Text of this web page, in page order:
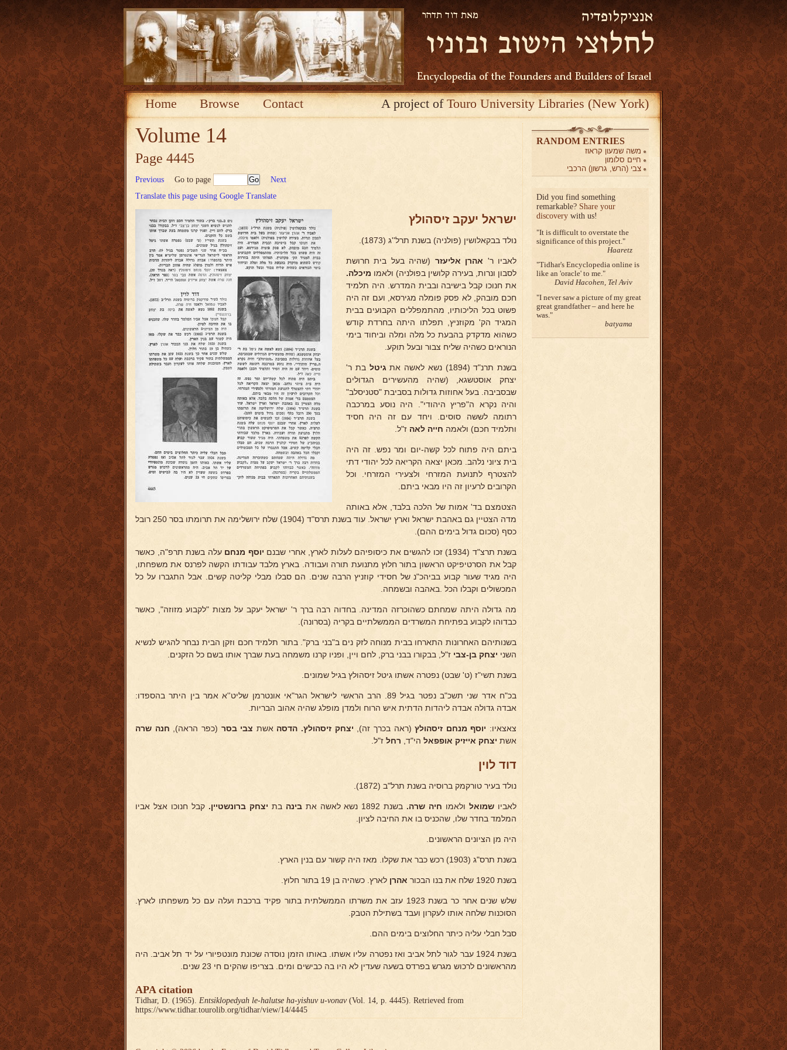
Home Browse Contact A project ofTouro University Libraries (New York)
Volume 14
Page 4445
Previous Go to page
Next
Translate this page using Google Translate
ישראל יעקב זיסהולץ
נולד בבקאלושין (פולניה) בשנת תרל''ג (1873).
לאביו ר' אהרן אליעזר (שהיה בעל בית חרושת
לסבון ונרות, בעירה קלושין בפולניה) ולאמו מיכלה.
את חנוכו קבל בישיבה ובבית המדרש. היה תלמיד
חכם מובהק, לא פסק פומלה מגירסא, ועם זה היה
פשוט בכל הליכותיו, מהתמפללים הקבועים בבית
המגיד הק' מקוזניץ, תפלתו היתה בחרדת קודש
כשהוא מדקדק בהבעת כל מלה ומלה וביחוד בימי
הנוראים כשהיה שליח צבור ובעל תוקע.
בשנת תרנ"ד (1894) נשא לאשה את גיטל בת ר'
יצחק אוסטשגא, (שהיה מהעשירים הגדולים
שבסביבה. בעל אחוזות גדולות בסביבת "סטניסלב"
והיה נקרא ה"פריץ היהודי". היה נוסע במרכבה
רתומה לששה סוסים. ויחד עם זה היה חסיד
ותלמיד חכם) ולאמה חייה לאה ז"ל.
ביתם היה פתוח לכל קשה-יום ומר נפש. זה היה
בית ציוני נלהב. מכאן יצאה הקריאה לכל יהודי דתי
להצטרף לתנועת המזרחי ולצעירי המזרחי. וכל
הקרובים לרעיון זה היו מבאי ביתם.
הצטמצם בד' אמות של הלכה בלבד, אלא באותה
מדה הצטיין גם באהבת ישראל וארץ ישראל. עוד בשנת תרס"ד (1904) שלח ירושלימה את תרומתו בסר 250 רובל
כסף (סכום גדול בימים ההם).
בשנת תרצ"ד (1934) זכו להגשים את כיסופיהם לעלות לארץ, אחרי שבנם יוסף מנחם עלה בשנת תרפ"ה, כאשר
קבל את הסרטיפיקט הראשון בתור חלוץ מתנועת תורה ועבודה. בארץ מלבד עבודתו הקשה לפרנס את משפחתו,
היה מגיד שעור קבוע בביהכ"נ של חסידי קוזניץ הרבה שנים. הם סבלו מבלי קליטה קשים. אבל התגברו על כל
המכשולים וקבלו הכל .באהבה ובשמחה.
מה גדולה היתה שמחתם כשהוכרזה המדינה. בחדוה רבה ברך ר' ישראל יעקב על מצות "לקבוע מזוזה", כאשר
כבדוהו לקבוע בפתיחת המשרדים הממשלתיים בקריה (בסרונה).
בשנותיהם האחרונות התארחו בבית מנוחה לזק נים ב"בני ברק". בתור תלמיד חכם וזקן הבית נבחר להגיש לנשיא
השני יצחק בן-צבי ז"ל, בבקורו בבני ברק, לחם ויין, ופניו קרנו משמחה בעת שברך אותו בשם כל הזקנים.
בשנת תשי"ז (ט' שבט) נפטרה אשתו גיטל זיסהולץ בגיל שמונים.
בכ"ח אדר שני תשכ"ב נפטר בגיל 89. הרב הראשי לישראל הגר"אי אונטרמן שליט''א אמר בין היתר בהספדו:
אבדה גדולה אבדה ליהדות הדתית איש הרוח ולמדן מופלג שהיה אהוב הבריות.
צאצאיו: יוסף מנחם זיסהולץ(ראה בכרך זה), יצחק זיסהולץ. הדסה אשת צבי בסר (כפר הראה), חנה שרה
אשת יצחק אייזיק אופפאל הי"ד, רחל ז"ל.
דוד לוין
נולד בעיר טורקמק ברוסיה בשנת תרל"ב (1872).
לאביו שמואל ולאמו חיה שרה. בשנת 1892 נשא לאשה את בינה בת יצחק ברונשטיין. קבל חנוכו אצל אביו
המלמד בחדר שלו, שהכניס בו את החיבה לציון.
היה מן הציונים הראשונים.
בשנת תרס"ג (1903) רכש כבר את שקלו. מאז היה קשור עם בנין הארץ.
בשנת 1920 שלח את בנו הבכור אהרן לארץ. כשהיה בן 19 בתור חלוץ.
שלש שנים אחר כר בשנת 1923 עזב את משרתו הממשלתית בתור פקיד ברכבת ועלה עם כל משפחתו לארץ.
הסוכנות שלחה אותו לעקרון ועבד בשתילת הטבק.
סבל חבלי עליה כיתר החלוצים בימים ההם.
בשנת 1924 עבר לגור לתל אביב ואז נפטרה עליו אשתו. באותו הזמן נוסדה שכונת מונטפיורי על יד תל אביב. היה
מהראשונים לרכוש מגרש בפרדס בשעה שעדין לא היו בה כבישים ומים. בצריפו שהקים חי 23 שנים.
APA citation
Tidhar, D. (1965). Entsiklopedyah le-halutse ha-yishuv u-vonav(Vol. 14, p. 4445). Retrieved from
https://www.tidhar.tourolib.org/tidhar/view/14/4445
RANDOM ENTRIES
משה שמעון קראוז
חיים סלומון
צבי (הרש, גרשון) הרכבי
Did you find something
remarkable? Share your
discovery with us!
It is difficult to overstate the
significance of this project.
Haaretz
Tidhar's Encyclopedia online is
like an 'oracle' to me.
David Hacohen, Tel Aviv
I never saw a picture of my great
great grandfather – and here he
was.
batyama